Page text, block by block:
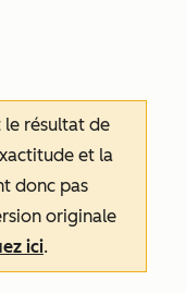
le résultat de
et la
donc pas
originale
ici.